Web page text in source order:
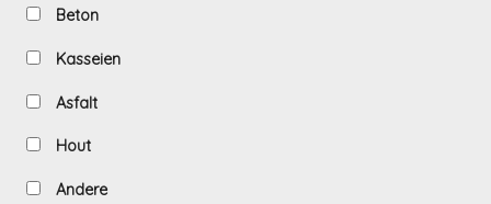
Beton
Kasseien
Asfalt
Hout
Andere